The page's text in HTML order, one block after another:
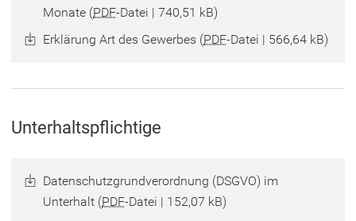
Monate PDF-Datei
740,51 kB
Erklärung Art des Gewerbes PDF-Datei 566,64 kB
Unterhaltspflichtige
Datenschutzgrundverordnung (DSGVO) im
Unterhalt PDF-Datei
152,07 kB